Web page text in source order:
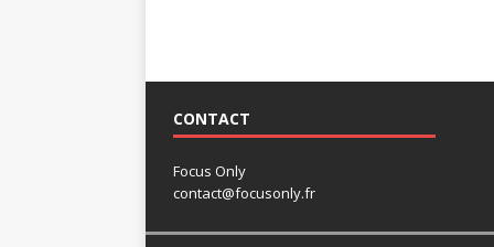
CONTACT
Focus Only
contact@focusonly.fr